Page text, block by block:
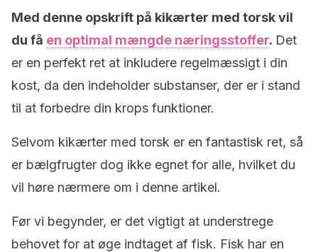
Med denne opskrift på kikærter med torsk vil
du få en optimal mængde næringsstoffer. Det
er en perfekt ret at inkludere regelmæssigt i din
kost, da den indeholder substanser, der er i stand
til at forbedre din krops funktioner.
Selvom kikærter med torsk er en fantastisk ret, så
er bælgfrugter dog ikke egnet for alle, hvilket du
vil høre nærmere om i denne artikel.
Før vi begynder, er det vigtigt at understrege
behovet for at øge indtaget af fisk. Fisk har en